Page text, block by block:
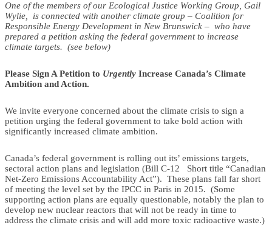
One of the members of our Ecological Justice Working Group, Gail
Wylie, is connected with another climate group – Coalition for
Responsible Energy Development in New Brunswick – who have
prepared a petition asking the federal government to increase
climate targets. (see below)
Please Sign A Petition to Urgently Increase Canada’s Climate
Ambition and Action.
We invite everyone concerned about the climate crisis to sign a
petition urging the federal government to take bold action with
significantly increased climate ambition.
Canada’s federal government is rolling out its’ emissions targets,
sectoral action plans and legislation (Bill C-12 Short title “Canadian
Net-Zero Emissions Accountability Act”). These plans fall far short
of meeting the level set by the IPCC in Paris in 2015. (Some
supporting action plans are equally questionable, notably the plan to
develop new nuclear reactors that will not be ready in time to
address the climate crisis and will add more toxic radioactive waste.)